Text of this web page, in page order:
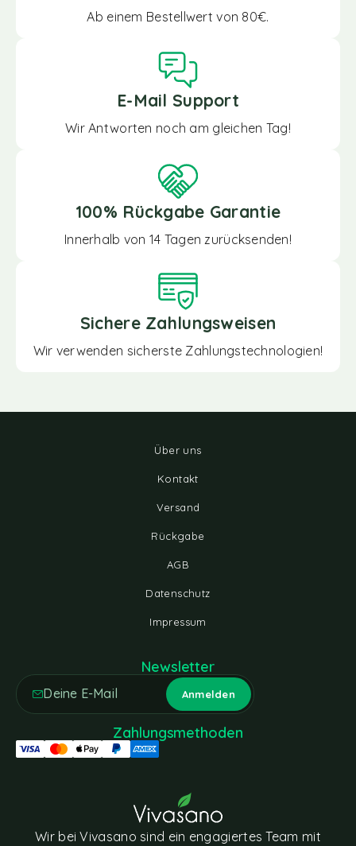
Ab einem Bestellwert von 80€.
E-Mail Support
Wir Antworten noch am gleichen Tag!
100% Rückgabe Garantie
Innerhalb von 14 Tagen zurücksenden!
Sichere Zahlungsweisen
Wir verwenden sicherste Zahlungstechnologien!
Über uns
Kontakt
Versand
Rückgabe
AGB
Datenschutz
Impressum
Wir bei Vivasano sind ein engagiertes Team mit
Newsletter
Zahlungsmethoden